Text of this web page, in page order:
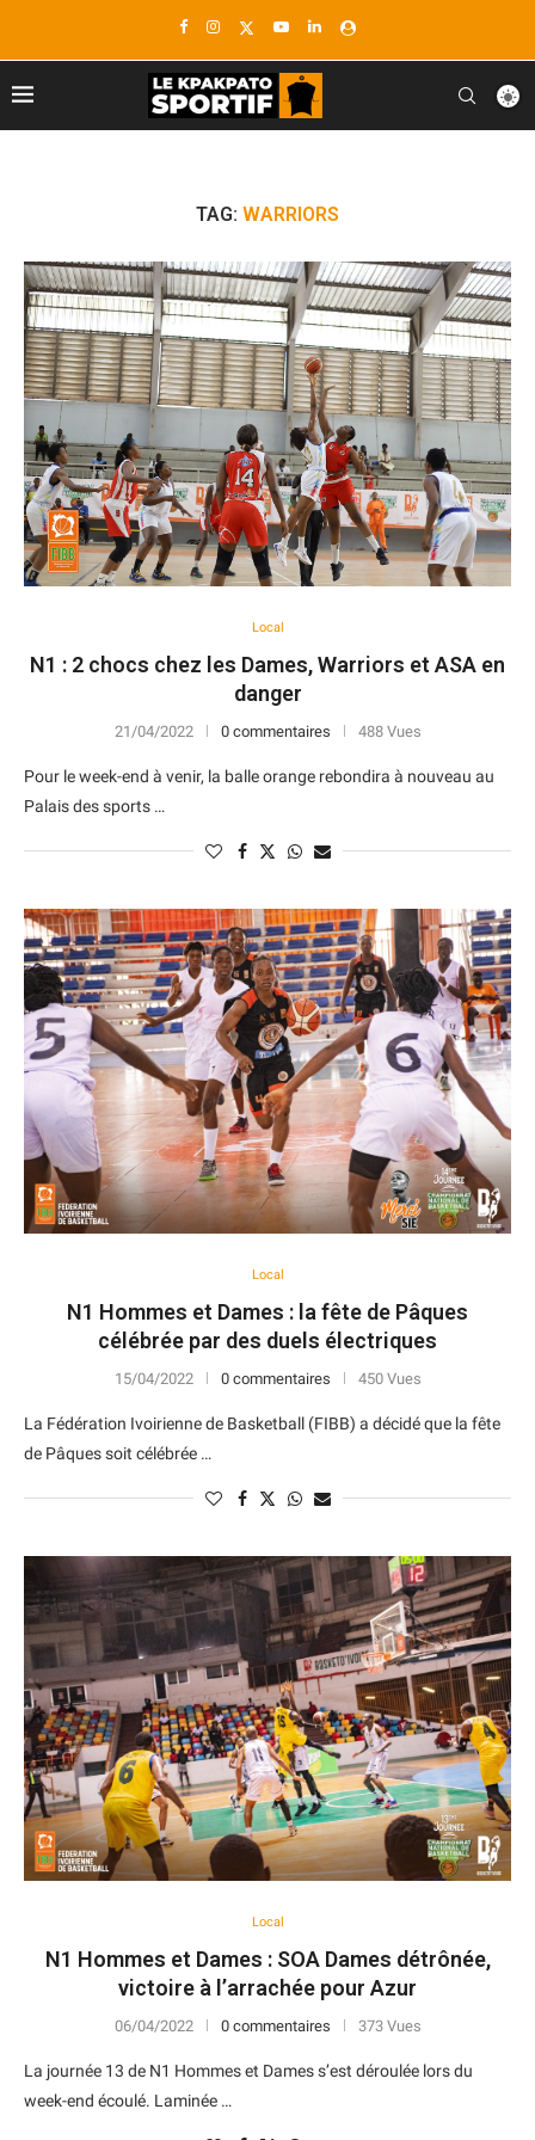
TAG: WARRIORS
Local
N1 : 2 chocs chez les Dames, Warriors et ASA en
danger
21/04/2022 0 commentaires 488 Vues
Pour le week-end à venir, la balle orange rebondira à nouveau au
Palais des sports …
Local
N1 Hommes et Dames : la fête de Pâques
célébrée par des duels électriques
15/04/2022 0 commentaires 450 Vues
La Fédération Ivoirienne de Basketball (FIBB) a décidé que la fête
de Pâques soit célébrée …
Local
N1 Hommes et Dames : SOA Dames détrônée,
victoire à l’arrachée pour Azur
06/04/2022 0 commentaires 373 Vues
La journée 13 de N1 Hommes et Dames s’est déroulée lors du
week-end écoulé. Laminée …